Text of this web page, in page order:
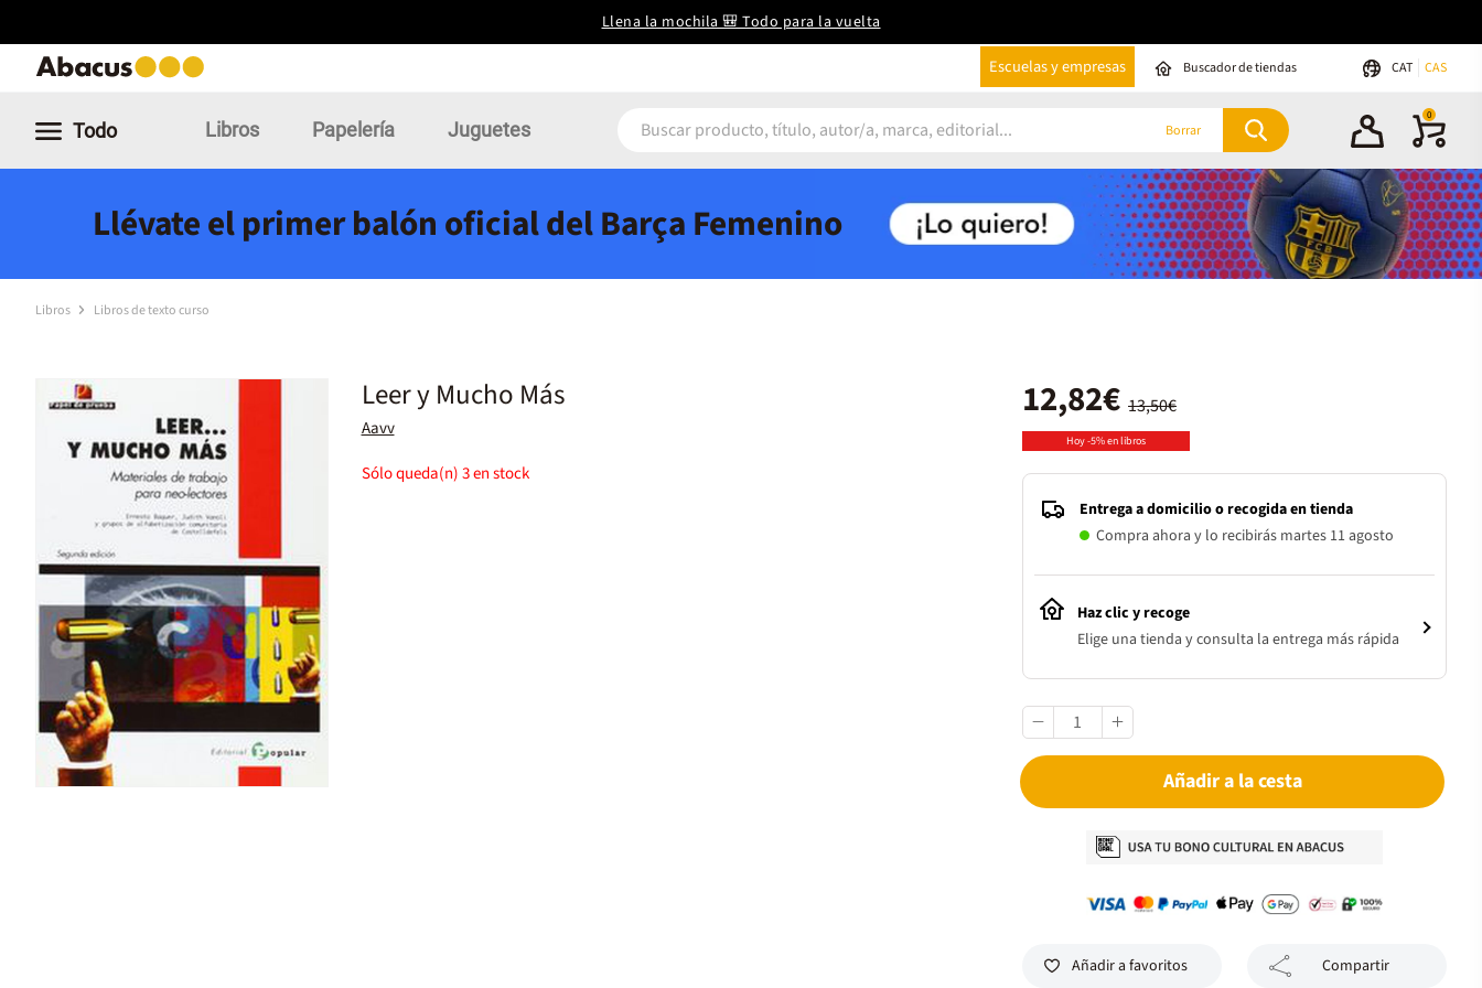
Llena la mochila 🎒 Todo para la vuelta
Escuelas y empresas Buscador de tiendas CAT CAS
Todo Libros Papelería Juguetes Borrar
0
Llévate el primer balón oficial del Barça Femenino
Libros Libros de texto curso
Leer y Mucho Más
Aavv
Sólo queda(n)3en stock
13,50€
12,82€
Hoy -5% en libros
Entrega a domicilio o recogida en tienda
Compra ahora y lo recibirás martes 11 agosto
Haz clic y recoge
Elige una tienda y consulta la entrega más rápida
Añadir a la cesta
Añadir a favoritos Compartir